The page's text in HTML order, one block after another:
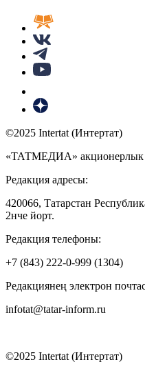
©2025 Intertat (Интертат)
«ТАТМЕДИА» акционерлык
Редакция адресы:
420066, Татарстан
2нче йорт.
Редакция телефоны:
+7 (843) 222-0-999 (1304)
Редакциянең электрон
infotat@tatar-inform.ru
©2025 Intertat (Интертат)